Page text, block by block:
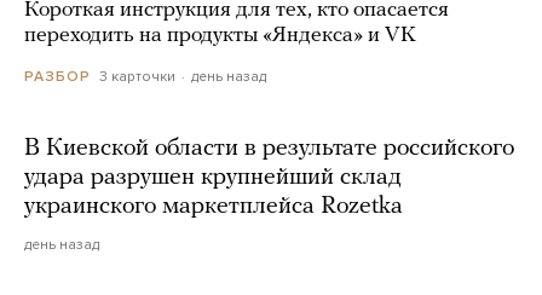
Короткая инструкция для тех, кто опасается
переходить на продукты «Яндекса» и VK
РАЗБОР 3 карточки день назад
В Киевской области в результате российского
удара разрушен крупнейший склад
украинского маркетплейса Rozetka
день назад